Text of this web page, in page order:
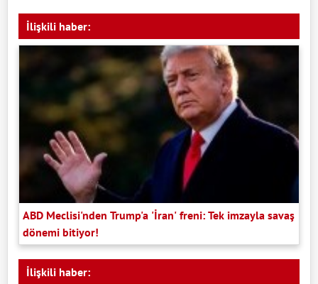
İlişkili haber:
ABD Meclisi'nden Trump'a 'İran' freni: Tek imzayla savaş
dönemi bitiyor!
İlişkili haber: